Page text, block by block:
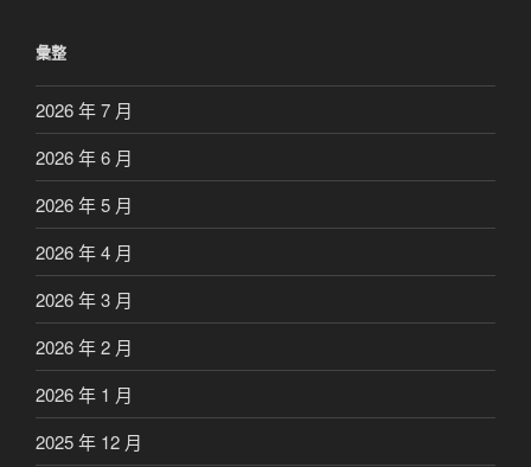
彙整
2026 年 7 月
2026 年 6 月
2026 年 5 月
2026 年 4 月
2026 年 3 月
2026 年 2 月
2026 年 1 月
2025 年 12 月